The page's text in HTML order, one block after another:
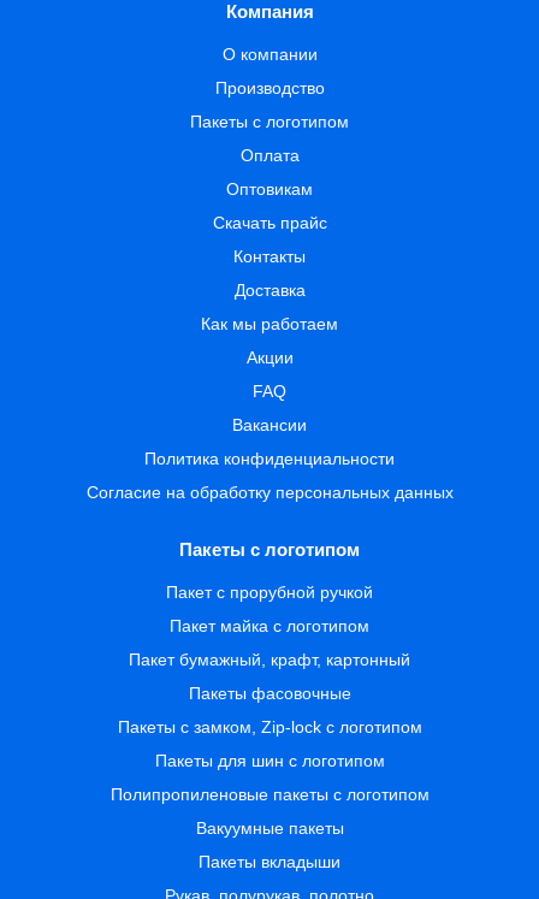
Компания
О компании
Производство
Пакеты с логотипом
Оплата
Оптовикам
Скачать прайс
Контакты
Доставка
Как мы работаем
Акции
FAQ
Вакансии
Политика конфиденциальности
Согласие на обработку персональных данных
Пакеты с логотипом
Пакет с прорубной ручкой
Пакет майка с логотипом
Пакет бумажный, крафт, картонный
Пакеты фасовочные
Пакеты с замком, Zip-lock с логотипом
Пакеты для шин с логотипом
Полипропиленовые пакеты с логотипом
Вакуумные пакеты
Пакеты вкладыши